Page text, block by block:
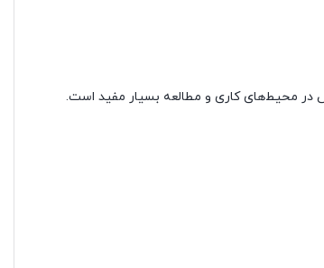
محیط‌های کاری و مطالعه بسیار مفید است.